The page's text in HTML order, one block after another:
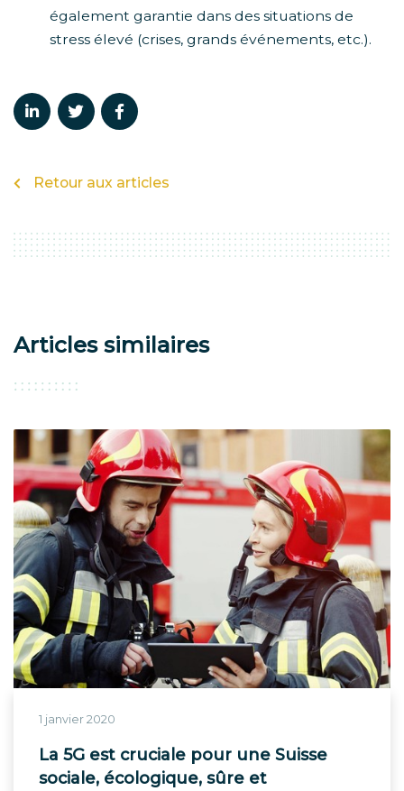
également garantie dans des situations de
stress élevé (crises, grands événements, etc.).
Retour aux articles
Articles similaires
1 janvier 2020
La 5G est cruciale pour une Suisse
sociale, écologique, sûre et